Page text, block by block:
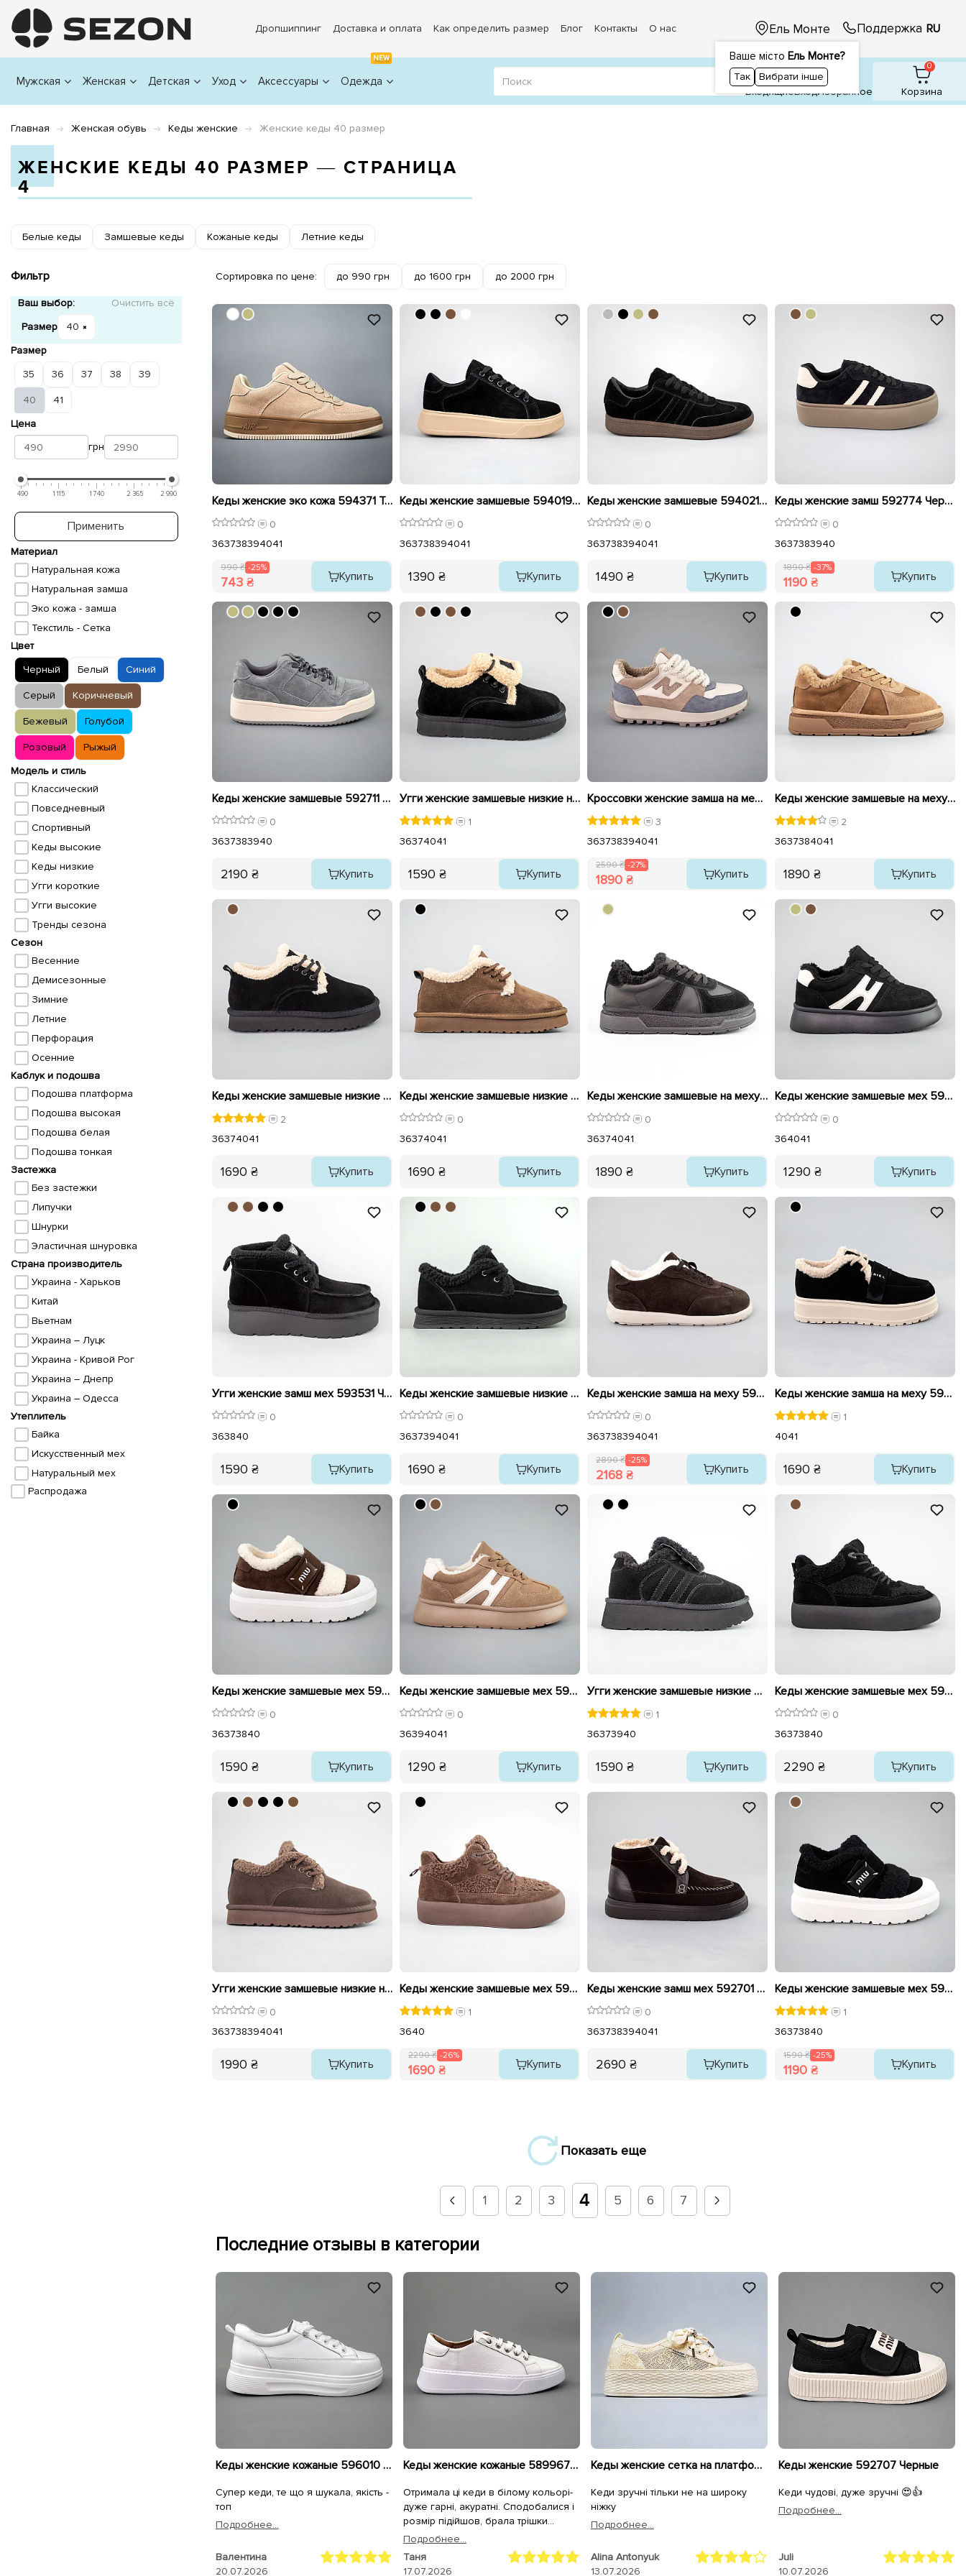
Дропшиппинг Доставка и оплата Как определить размер Блог Контакты О нас Ель Монте
Ваше місто Ель Монте?
Так Вибрати інше
Поддержка RU
Мужская Женская Детская Уход Аксессуары
NEW
Одежда
1
ВходящиеВходИзбранное
0
Корзина
Главная Женская обувь Кеды женские Женские кеды 40 размер
ЖЕНСКИЕ КЕДЫ 40 РАЗМЕР ― СТРАНИЦА
4
Белые кеды Замшевые кеды Кожаные кеды Летние кеды
Фильтр
Ваш выбор:
Очистить всё
Размер
40
Размер
35
36 37 38 39
40
41
Цена
грн
490 1 115 1 740 2 365 2 990
Применить
Материал
Натуральная кожа
Натуральная замша
Эко кожа - замша
Текстиль - Сетка
Цвет
Черный
Белый Синий
Серый Коричневый
Бежевый Голубой
Розовый
Рыжый
Модель и стиль
Классический
Повседневный
Спортивный
Кеды высокие
Кеды низкие
Угги короткие
Угги высокие
Тренды сезона
Сезон
Весенние
Демисезонные
Зимние
Летние
Перфорация
Осенние
Каблук и подошва
Подошва платформа
Подошва высокая
Подошва белая
Подошва тонкая
Застежка
Без застежки
Липучки
Шнурки
Эластичная шнуровка
Страна производитель
Украина - Харьков
Китай
Вьетнам
Украина – Луцк
Украина - Кривой Рог
Украина – Днепр
Украина – Одесса
Утеплитель
Байка
Искусственный мех
Натуральный мех
Распродажа
Сортировка по цене: до 990 грн до 1600 грн до 2000 грн
Кеды женские эко кожа 594371 Темно Бежевые распродажа
0
363738394041
990 ₴ -25%
743 ₴ Купить
Кеды женские замшевые 594019 Черные
0
363738394041
1390 ₴ Купить
Кеды женские замшевые 594021 Черные
0
363738394041
1490 ₴ Купить
Кеды женские замш 592774 Черные распродажа
0
3637383940
1890 ₴ -37%
1190 ₴ Купить
Кеды женские замшевые 592711 Серые
0
3637383940
2190 ₴ Купить
Угги женские замшевые низкие на меху 593399 Черные
1
36374041
1590 ₴ Купить
Кроссовки женские замша на меху 592697 Серые бежевые распродажа
3
363738394041
2590 ₴ -27%
1890 ₴ Купить
Кеды женские замшевые на меху 593467 Бежевые
2
3637384041
1890 ₴ Купить
Кеды женские замшевые низкие на меху 593597 Черные
2
36374041
1690 ₴ Купить
Кеды женские замшевые низкие на меху 593596 Коричневые
0
36374041
1690 ₴ Купить
Кеды женские замшевые на меху 593468 Черные
0
36374041
1890 ₴ Купить
Кеды женские замшевые мех 593443 Черные
0
364041
1290 ₴ Купить
Угги женские замш мех 593531 Черные
0
363840
1590 ₴ Купить
Кеды женские замшевые низкие на меху 593530 Черные
0
3637394041
1690 ₴ Купить
Кеды женские замша на меху 592635 Коричневые распродажа
0
363738394041
2890 ₴ -25%
2168 ₴ Купить
Кеды женские замша на меху 593139 Черные
1
4041
1690 ₴ Купить
Кеды женские замшевые мех 592876 Коричневые
0
36373840
1590 ₴ Купить
Кеды женские замшевые мех 593445 Бежевые
0
36394041
1290 ₴ Купить
Угги женские замшевые низкие 593398 Черные
1
36373940
1590 ₴ Купить
Кеды женские замшевые мех 593374 Черные
0
36373840
2290 ₴ Купить
Угги женские замшевые низкие на меху 593255 Коричневый
0
363738394041
1990 ₴ Купить
Кеды женские замшевые мех 593373 Коричневая распродажа
1
3640
2290 ₴ -26%
1690 ₴ Купить
Кеды женские замш мех 592701 Коричневые
0
363738394041
2690 ₴ Купить
Кеды женские замшевые мех 592877 Черные распродажа
1
36373840
1590 ₴ -25%
1190 ₴ Купить
Показать еще
1 2 3 4 5 6 7
Последние отзывы в категории
Кеды женские кожаные 596010 Белые
Супер кеди, те що я шукала, якість -
топ
Подробнее...
Валентина
20.07.2026
Кеды женские кожаные 589967 Белые
Отримала ці кеди в білому кольорі-
дуже гарні, акуратні. Сподобалися і
розмір підійшов, брала трішки
більші. Дякую, як завжди за
Подробнее...
Таня
17.07.2026
Кеды женские сетка на платформе 595413 Бежевые
Кеди зручні тільки не на широку
ніжку
Подробнее...
Alina Antonyuk
13.07.2026
Кеды женские 592707 Черные
Кеди чудові, дуже зручні 😍👍
Подробнее...
Juli
10.07.2026